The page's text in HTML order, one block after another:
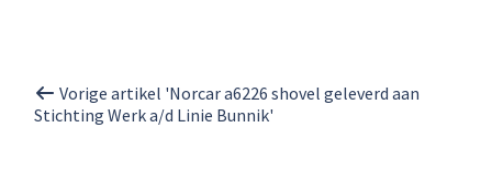
Vorige artikel 'Norcar a6226 shovel geleverd aan
Stichting Werk a/d Linie Bunnik'